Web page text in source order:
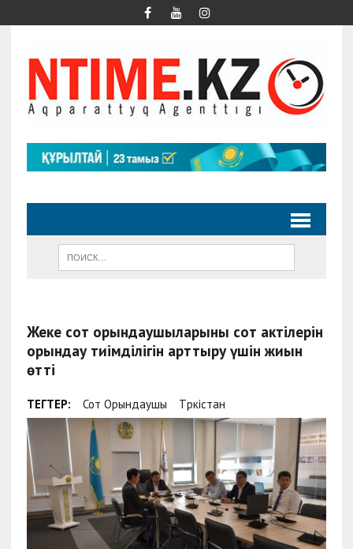
Жеке сот орындаушыларының сот актілерін
орындау тиімділігін арттыру үшін жиын
өтті
ТЕГТЕР: Сот Орындаушы Түркістан